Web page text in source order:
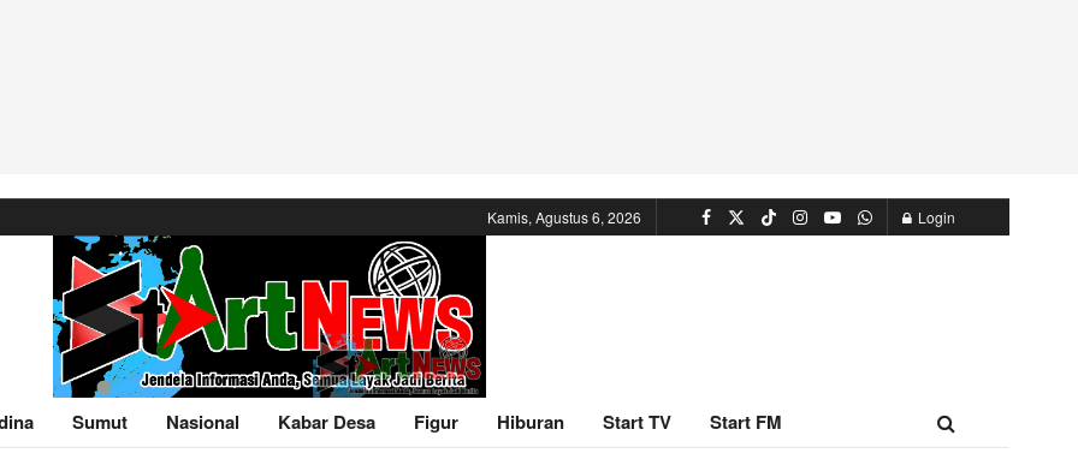
Kamis, Agustus 6, 2026 Login
Sumut Nasional Kabar Desa Figur Hiburan Start TV Start FM